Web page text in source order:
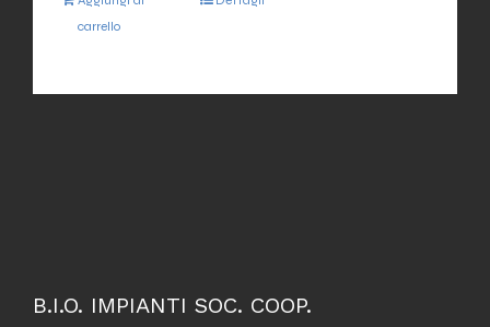
carrello
B.I.O. IMPIANTI SOC. COOP.